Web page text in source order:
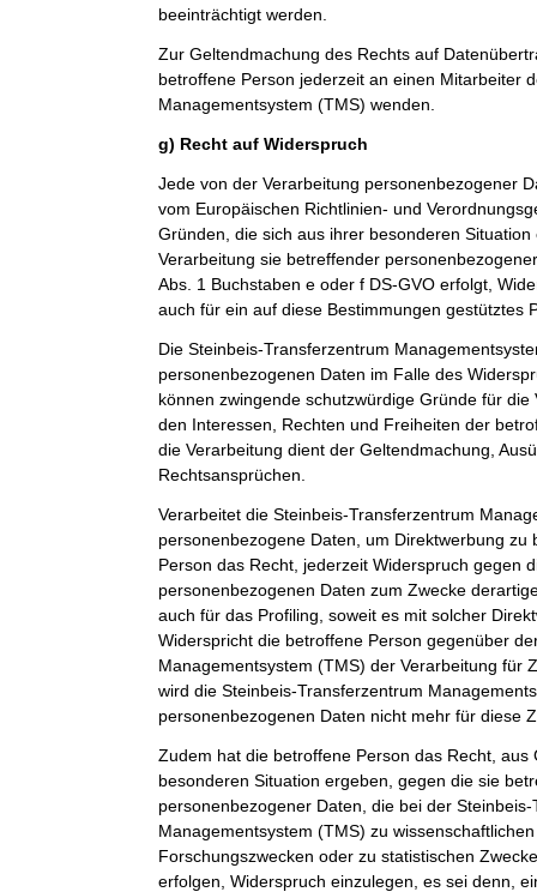
beeinträchtigt werden.
Zur Geltendmachung des Rechts auf
betroffene Person jederzeit an einen Mitarbeiter
Managementsystem (TMS) wenden.
g) Recht auf Widerspruch
Jede von der Verarbeitung personenbezogener
vom Europäischen Richtlinien- und
Gründen, die sich aus ihrer besonderen
Verarbeitung sie betreffender
Abs. 1 Buchstaben e oder f DS-GVO erfolgt,
auch für ein auf diese Bestimmungen gestütztes
Die Steinbeis-Transferzentrum
personenbezogenen Daten im Falle des
können zwingende schutzwürdige Gründe für
den Interessen, Rechten und Freiheiten der
die Verarbeitung dient der Geltendmachung,
Rechtsansprüchen.
Verarbeitet die Steinbeis-Transferzentrum
personenbezogene Daten, um Direktwerbung
Person das Recht, jederzeit Widerspruch gegen
personenbezogenen Daten zum Zwecke
auch für das Profiling, soweit es mit solcher
Widerspricht die betroffene Person gegenüber
Managementsystem (TMS) der Verarbeitung für
wird die Steinbeis-Transferzentrum
personenbezogenen Daten nicht mehr für diese
Zudem hat die betroffene Person das Recht, aus
besonderen Situation ergeben, gegen die sie
personenbezogener Daten, die bei der
Managementsystem (TMS) zu
Forschungszwecken oder zu statistischen
erfolgen, Widerspruch einzulegen, es sei denn,